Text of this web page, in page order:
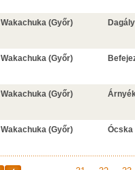
Wakachuka (Győr) Dagály
Wakachuka (Győr)
Wakachuka (Győr)
Wakachuka (Győr) Ócska